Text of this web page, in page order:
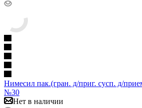
Нимесил пак.(гран. д/приг. сусп. д/
№30
Нет в наличии